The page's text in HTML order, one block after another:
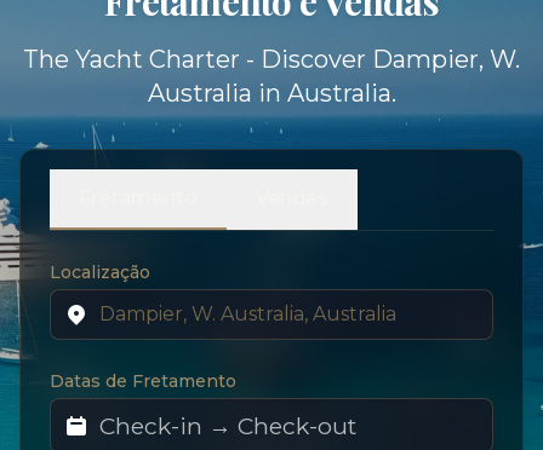
The Yacht Charter - Discover Dampier, W.
Australia in Australia.
Localização
Datas de Fretamento